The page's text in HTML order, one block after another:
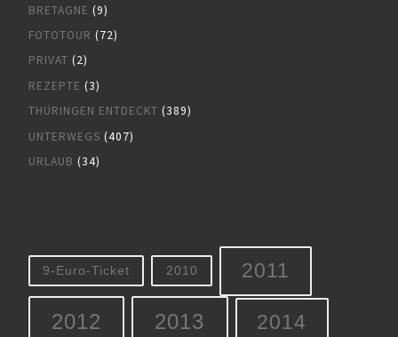
BRETAGNE (9)
FOTOTOUR (72)
PRIVAT (2)
REZEPTE (3)
THÜRINGEN ENTDECKT (389)
UNTERWEGS (407)
URLAUB (34)
9-Euro-Ticket 2010 2011
2012 2013 2014